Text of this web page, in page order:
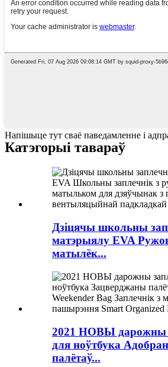
Напішыце тут сваё паведамленне і
Катэгорыі тавараў
Дзіцячы школьны
матэрыялу EVA
матылёк...
2021 НОВЫ дарожны
для ноўтбука
палётаў...